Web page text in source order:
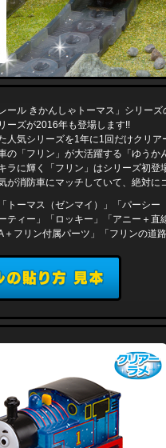
ール きかんしゃトーマス」シリー
ーズが2016年も登場します!!
人気シリーズを1年に1回だけクリ
の「フリン」が大活躍する「ゆう
ラに輝く「フリン」はシリーズ初登
が消防車にマッチしていて、絶対
トーマス（ゼンマイ）」「パーシ
ティー」「ロッキー」「アニー＋
＋フリン付属パーツ」「フリンの